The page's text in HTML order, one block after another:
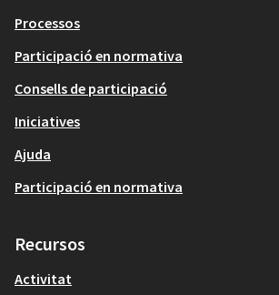
Processos
Participació en normativa
Consells de participació
Iniciatives
Ajuda
Participació en normativa
Recursos
Activitat